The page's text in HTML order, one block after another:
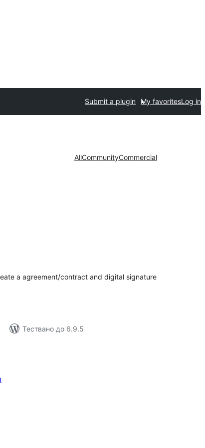
Submit a plugin My favoritesLog in
AllCommunityCommercial
a agreement/contract and digital signature
Тествано до 6.9.5